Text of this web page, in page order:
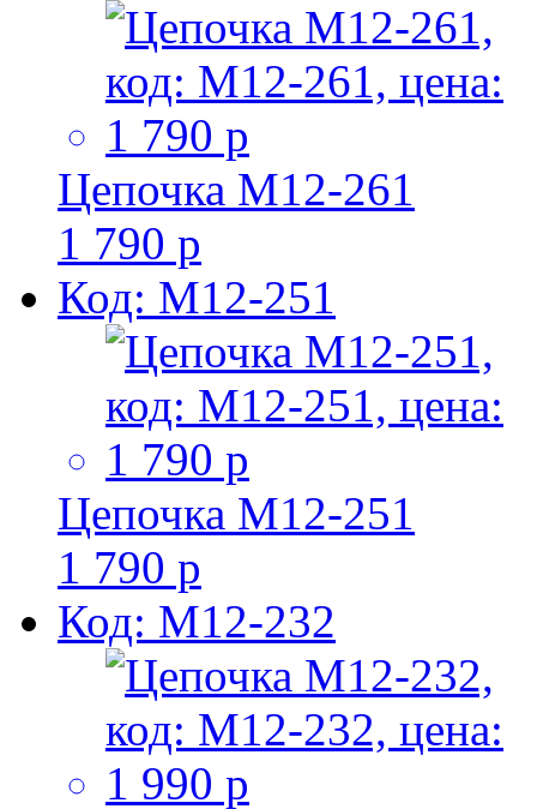
Цепочка M12-261
1 790 р
Код: M12-251
Цепочка M12-251
1 790 р
Код: M12-232